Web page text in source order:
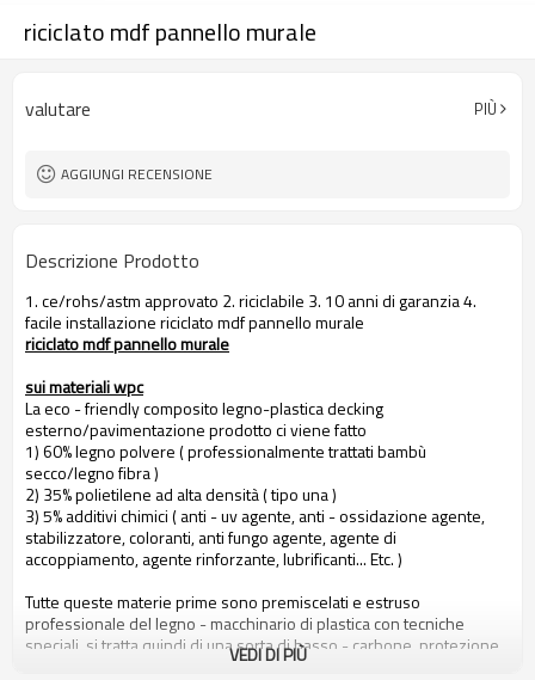
riciclato mdf pannello murale
valutare PIÙ
AGGIUNGI RECENSIONE
Descrizione Prodotto
1. ce/rohs/astm approvato 2. riciclabile 3. 10 anni di garanzia 4.
facile installazione riciclato mdf pannello murale
riciclato mdf pannello murale
sui materiali wpc
La eco - friendly composito legno-plastica decking
esterno/pavimentazione prodotto ci viene fatto
1) 60% legno polvere ( professionalmente trattati bambù
secco/legno fibra )
2) 35% polietilene ad alta densità ( tipo una )
3) 5% additivi chimici ( anti - uv agente, anti - ossidazione agente,
stabilizzatore, coloranti, anti fungo agente, agente di
accoppiamento, agente rinforzante, lubrificanti... Etc. )
Tutte queste materie prime sono premiscelati e estruso
professionale del legno - macchinario di plastica con tecniche
speciali, si tratta quindi di una sorta di basso - carbone, protezione
ambientale e riciclabile nuovo materiale.
VEDI DI PIÙ